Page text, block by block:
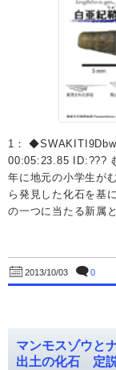
1：
00:05:23.85 ID:???
年に地元の小学生が
ら発見した化石を基
の一つに当たる新属
2013/10/03 0
マンモスゾウと
出土の化石 定